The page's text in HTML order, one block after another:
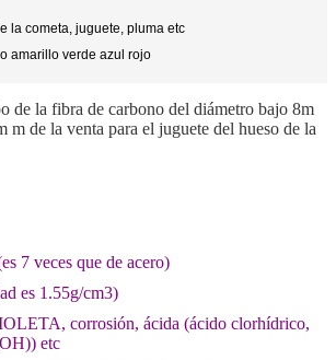
la cometa, juguete, pluma etc
amarillo verde azul rojo
de la fibra de carbono del diámetro bajo 8m
m de la venta para el juguete del hueso de la
7 veces que de acero)
es 1.55g/cm3)
corrosión, ácida (ácido clorhídrico,
etc